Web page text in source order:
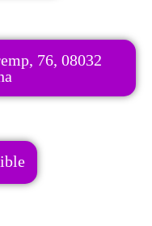
76, 08032